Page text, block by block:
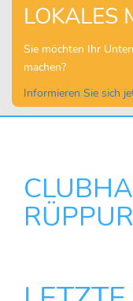
LOKALES
Sie möchten Ihr
machen?
Informieren Sie sich